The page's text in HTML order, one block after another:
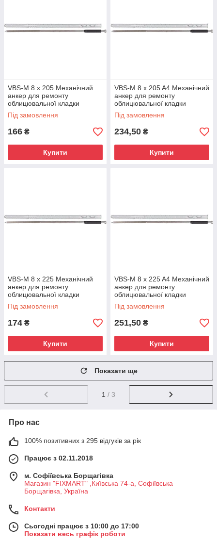
VBS-M 8 x 205 Механічний
анкер для ремонту
облицювальної кладки
Під замовлення
166 ₴
Купити
VBS-M 8 x 205 A4 Механічний
анкер для ремонту
облицювальної кладки
Під замовлення
234,50 ₴
Купити
VBS-M 8 x 225 Механічний
анкер для ремонту
облицювальної кладки
Під замовлення
174 ₴
Купити
VBS-M 8 x 225 A4 Механічний
анкер для ремонту
облицювальної кладки
Під замовлення
251,50 ₴
Купити
Показати ще
1 / 3
Про нас
100% позитивних з 295 відгуків за рік
Працює з 02.11.2018
м. Софіївська Борщагівка
Магазин "FIXMART" ,Київська 74-a, Софіївська
Борщагівка, Україна
Контакти
Сьогодні працює з 10:00 до 17:00
Показати весь графік роботи